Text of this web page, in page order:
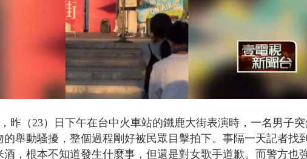
Loaded
41.21%
昨（23）日下午在台中火車站的鐵鹿大街表演時，一名男子
舉動騷擾，整個過程剛好被民眾目擊拍下。事隔一天記者找
，根本不知道發生什麼事，但還是對女歌手道歉。而警方也